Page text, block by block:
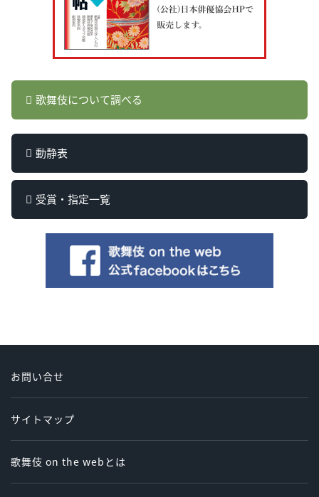
歌舞伎について調べる
動静表
受賞・指定一覧
お問い合せ
サイトマップ
歌舞伎 on the webとは